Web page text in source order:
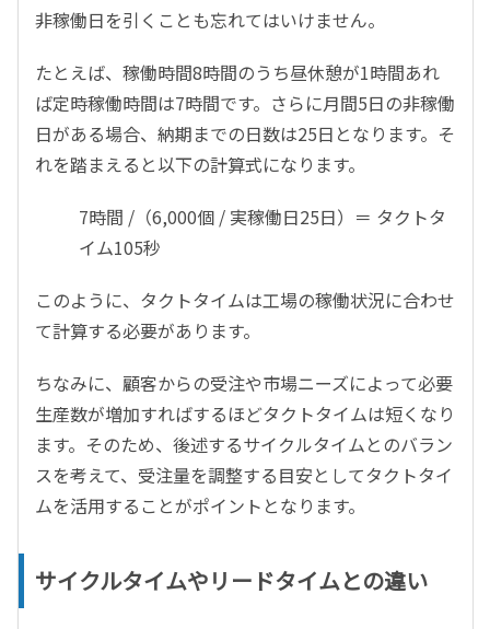
非稼働日を引くことも忘れてはいけません。
たとえば、稼働時間8時間のうち昼休憩が1時間あれ
ば定時稼働時間は7時間です。さらに月間5日の非稼働
日がある場合、納期までの日数は25日となります。そ
れを踏まえると以下の計算式になります。
7時間 /（6,000個 / 実稼働日25日）＝ タクトタ
イム105秒
このように、タクトタイムは工場の稼働状況に合わせ
て計算する必要があります。
ちなみに、顧客からの受注や市場ニーズによって必要
生産数が増加すればするほどタクトタイムは短くなり
ます。そのため、後述するサイクルタイムとのバラン
スを考えて、受注量を調整する目安としてタクトタイ
ムを活用することがポイントとなります。
サイクルタイムやリードタイムとの違い